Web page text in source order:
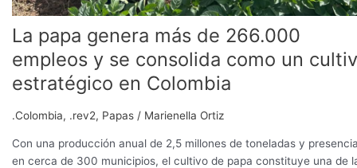
La papa genera más de 266.000
empleos y se consolida como un
estratégico en Colombia
.Colombia, .rev2, Papas / Marienella Ortiz
Con una producción anual de 2,5 millones de toneladas y
en cerca de 300 municipios, el cultivo de papa constituye una de